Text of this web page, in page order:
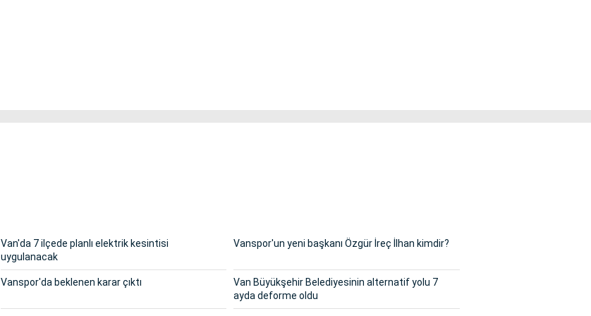
Van'da 7 ilçede planlı elektrik kesintisi
uygulanacak
Vanspor'un yeni başkanı Özgür İreç İlhan kimdir?
Vanspor'da beklenen karar çıktı
Van Büyükşehir Belediyesinin alternatif yolu 7
ayda deforme oldu